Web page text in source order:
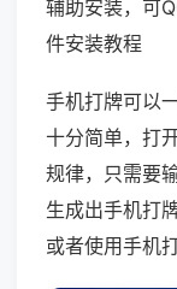
辅助安装，可
件安装教程
手机打牌可以
十分简单，打
规律，只需要
生成出手机打
或者使用手机